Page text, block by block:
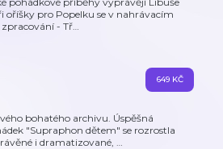
oříšky pro Popelku se v nahrávacím
- Tř…
bohatého archivu. Úspěšná
"Supraphon dětem" se rozrostla
i dramatizované, …
649 KČ